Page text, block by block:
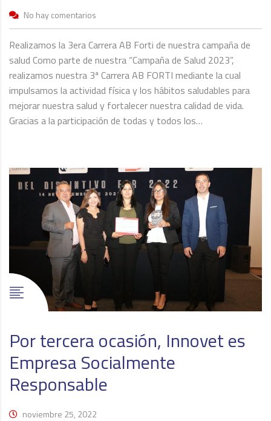
No hay comentarios
Realizamos la 3era Carrera AB Forti de nuestra campaña de
salud Como parte de nuestra “Campaña de Salud 2023”,
realizamos nuestra 3ª Carrera AB FORTI mediante la cual
impulsamos la actividad física y los hábitos saludables para
mejorar nuestra salud y fortalecer nuestra calidad de vida.
Gracias a la participación de todas y todos los…
Por tercera ocasión, Innovet es
Empresa Socialmente
Responsable
noviembre 25, 2022